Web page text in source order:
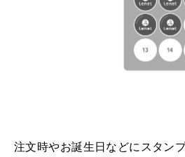
注文時やお誕生日などにスタン